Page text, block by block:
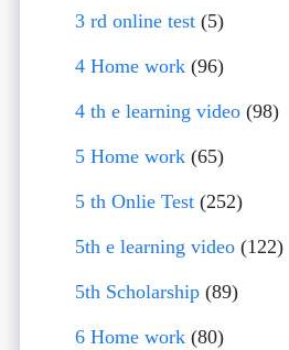
3 rd online test(5)
4 Home work(96)
4 th e learning video(98)
5 Home work(65)
5 th Onlie Test(252)
5th e learning video(122)
5th Scholarship(89)
6 Home work(80)